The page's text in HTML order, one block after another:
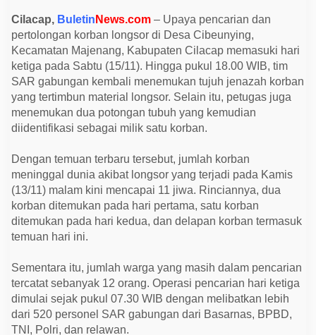
n
g
s
o
r
C
i
l
a
c
p
r
t
m
b
a
h
j
a
d
i
1
1
O
Cilacap, Buletin News.com – Upaya pencarian dan
pertolongan korban longsor di Desa Cibeunying,
Kecamatan Majenang, Kabupaten Cilacap memasuki hari
ketiga pada Sabtu (15/11). Hingga pukul 18.00 WIB, tim
SAR gabungan kembali menemukan tujuh jenazah korban
yang tertimbun material longsor. Selain itu, petugas juga
menemukan dua potongan tubuh yang kemudian
diidentifikasi sebagai milik satu korban.
Dengan temuan terbaru tersebut, jumlah korban
meninggal dunia akibat longsor yang terjadi pada Kamis
(13/11) malam kini mencapai 11 jiwa. Rinciannya, dua
korban ditemukan pada hari pertama, satu korban
ditemukan pada hari kedua, dan delapan korban termasuk
temuan hari ini.
Sementara itu, jumlah warga yang masih dalam pencarian
tercatat sebanyak 12 orang. Operasi pencarian hari ketiga
dimulai sejak pukul 07.30 WIB dengan melibatkan lebih
dari 520 personel SAR gabungan dari Basarnas, BPBD,
TNI, Polri, dan relawan.